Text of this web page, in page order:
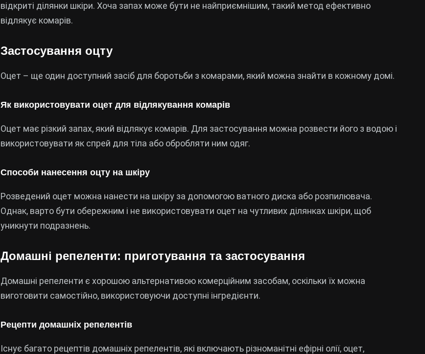
відкриті ділянки шкіри. Хоча запах може бути не найприємнішим, такий метод ефективно
відлякує комарів.
Застосування оцту
Оцет – ще один доступний засіб для боротьби з комарами, який можна знайти в кожному домі.
Як використовувати оцет для відлякування комарів
Оцет має різкий запах, який відлякує комарів. Для застосування можна розвести його з водою і
використовувати як спрей для тіла або обробляти ним одяг.
Способи нанесення оцту на шкіру
Розведений оцет можна нанести на шкіру за допомогою ватного диска або розпилювача.
Однак, варто бути обережним і не використовувати оцет на чутливих ділянках шкіри, щоб
уникнути подразнень.
Домашні репеленти: приготування та застосування
Домашні репеленти є хорошою альтернативою комерційним засобам, оскільки їх можна
виготовити самостійно, використовуючи доступні інгредієнти.
Рецепти домашніх репелентів
Існує багато рецептів домашніх репелентів, які включають різноманітні ефірні олії, оцет,